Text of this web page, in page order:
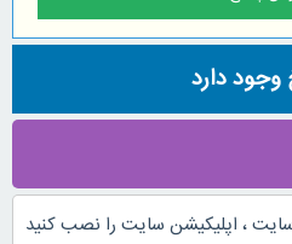
دارد
، اپلیکیشن سایت را نصب کنید